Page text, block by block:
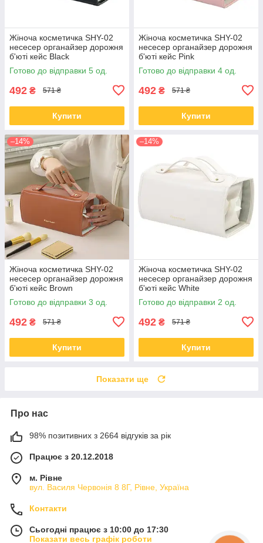
Жіноча косметичка SHY-02
несесер органайзер дорожня
б'юті кейс Black
Готово до відправки 5 од.
492 ₴ 571 ₴
Купити
Жіноча косметичка SHY-02
несесер органайзер дорожня
б'юті кейс Pink
Готово до відправки 4 од.
492 ₴ 571 ₴
Купити
–14%
Жіноча косметичка SHY-02
несесер органайзер дорожня
б'юті кейс Brown
Готово до відправки 3 од.
492 ₴ 571 ₴
Купити
–14%
Жіноча косметичка SHY-02
несесер органайзер дорожня
б'юті кейс White
Готово до відправки 2 од.
492 ₴ 571 ₴
Купити
Показати ще
Про нас
98% позитивних з 2664 відгуків за рік
Працює з 20.12.2018
м. Рівне
вул. Василя Червонія 8 8Г, Рівне, Україна
Контакти
Сьогодні працює з 10:00 до 17:30
Показати весь графік роботи